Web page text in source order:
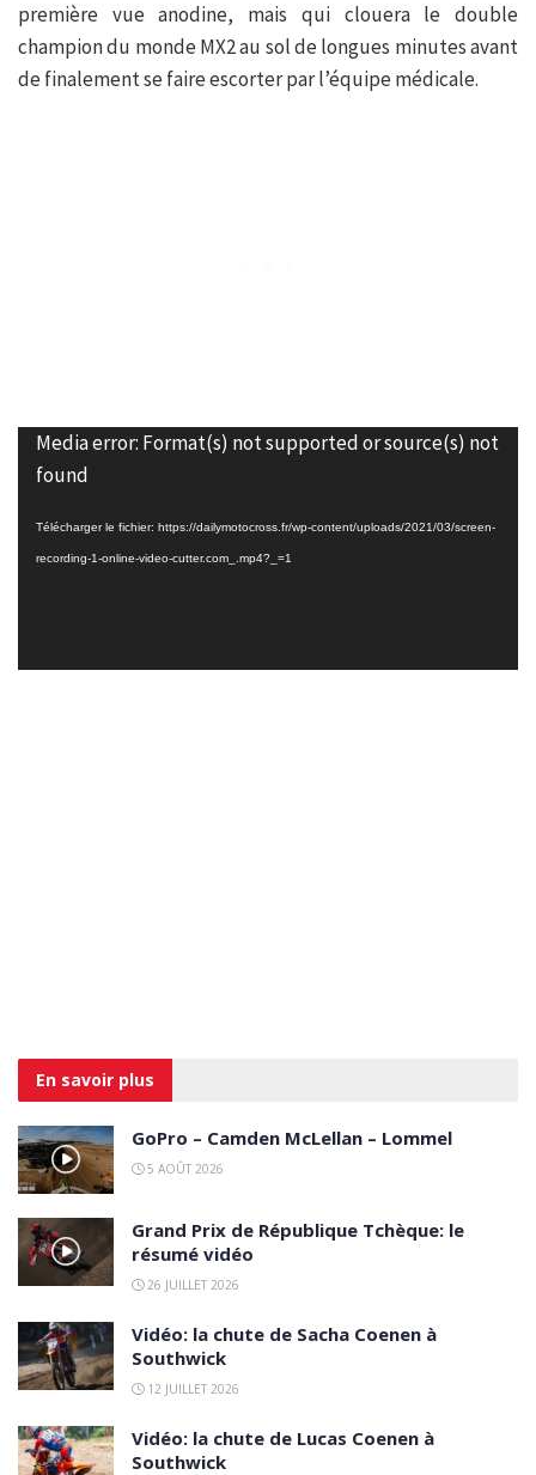
première vue anodine, mais qui clouera le double
champion du monde MX2 au sol de longues minutes avant
de finalement se faire escorter par l’équipe médicale.
Lecteur
vidéo
Media error: Format(s) not supported or source(s) not
found
Télécharger le fichier: https://dailymotocross.fr/wp-content/uploads/2021/03/screen-
recording-1-online-video-cutter.com_.mp4?_=1
En savoir plus
GoPro – Camden McLellan – Lommel
5 AOÛT 2026
Grand Prix de République Tchèque: le
résumé vidéo
26 JUILLET 2026
Vidéo: la chute de Sacha Coenen à
Southwick
12 JUILLET 2026
Vidéo: la chute de Lucas Coenen à
Southwick